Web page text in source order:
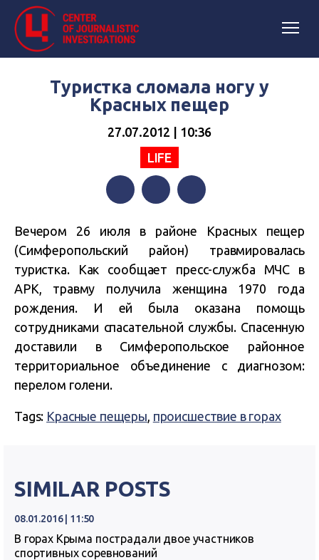
Туристка сломала ногу у
Красных пещер
27.07.2012 | 10:36
LIFE
Вечером 26 июля в районе Красных пещер
(Симферопольский район) травмировалась
туристка. Как сообщает пресс-служба МЧС в
АРК, травму получила женщина 1970 года
рождения. И ей была оказана помощь
сотрудниками спасательной службы. Спасенную
доставили в Симферопольское районное
территориальное объединение с диагнозом:
перелом голени.
Tags: Красные пещеры, происшествие в горах
SIMILAR POSTS
08.01.2016 | 11:50
В горах Крыма пострадали двое участников
спортивных соревнований